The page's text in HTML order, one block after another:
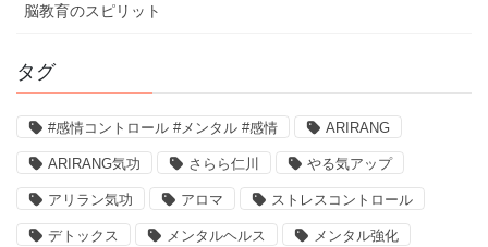
脳教育のスピリット
タグ
#感情コントロール #メンタル #感情 ARIRANG
ARIRANG気功 さらら仁川 やる気アップ
アリラン気功 アロマ ストレスコントロール
デトックス メンタルヘルス メンタル強化